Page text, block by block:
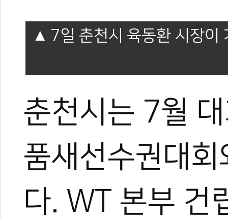
7일 춘천시 육동환 시장이
춘천시는 7월
품새선수권대
다. WT 본부 건